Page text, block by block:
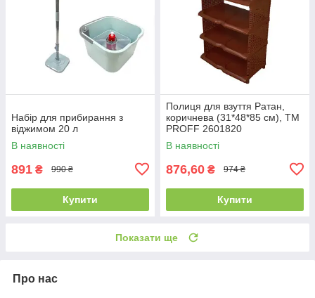
Набір для прибирання з
віджимом 20 л
В наявності
891 ₴ 990 ₴
Купити
Полиця для взуття Ратан,
коричнева (31*48*85 см), ТМ
PROFF 2601820
В наявності
876,60 ₴ 974 ₴
Купити
Показати ще
Про нас